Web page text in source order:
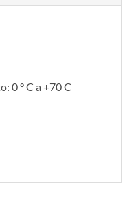
0 ° C a +70 C